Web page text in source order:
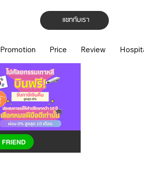
แชทกับเรา
Promotion Price Review